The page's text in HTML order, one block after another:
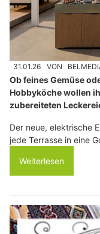
31.01.26 VON
Ob feines Gemüse
Hobbyköche wollen
zubereiteten
Der neue, elektrische
jede Terrasse in eine
Weiterlesen